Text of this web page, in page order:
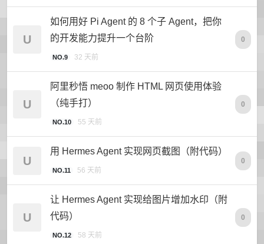
U
如何用好 Pi Agent 的 8 个子 Agent，把你
的开发能力提升一个台阶
NO.9 32 天前
0
U
阿里秒悟 meoo 制作 HTML 网页使用体验
（纯手打）
NO.10 55 天前
0
U
用 Hermes Agent 实现网页截图（附代码）
NO.11 56 天前
0
U
让 Hermes Agent 实现给图片增加水印（附
代码）
NO.12 58 天前
0